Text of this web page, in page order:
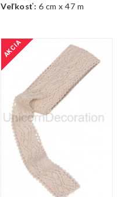
Veľkosť: 6 cm x 47 m
AKCIA